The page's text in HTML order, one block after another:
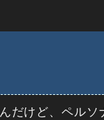
だけど、ペルソ